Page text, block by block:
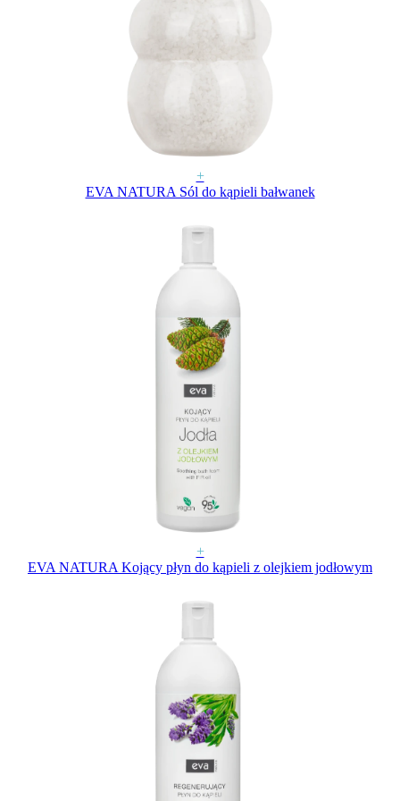
+
EVA NATURA Sól do kąpieli bałwanek
+
EVA NATURA Kojący płyn do kąpieli z olejkiem jodłowym